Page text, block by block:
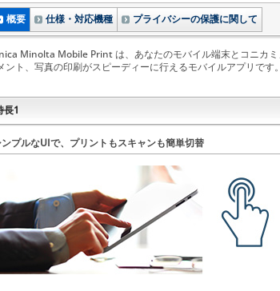
概要
仕様・対応機種 プライバシーの保護に関して
Minolta Mobile Print は、あなたのモバイル端末とコニカ
ント、写真の印刷がスピーディーに行えるモバイルアプリです。
長1
ンプルなUIで、プリントもスキャンも簡単切替